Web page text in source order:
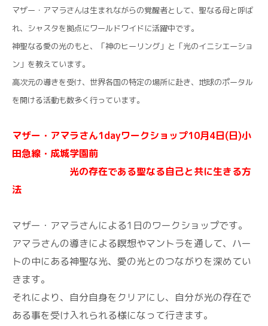
マザー・アマラさんは生まれながらの覚醒者として、聖なる母と呼ば
れ、シャスタを拠点にワールドワイドに活躍中です。
神聖なる愛の光のもと、「神のヒーリング」と「光のイニシエーショ
ン」を教えています。
高次元の導きを受け、世界各国の特定の場所に赴き、地球のポータル
を開ける活動も数多く行っています。
マザー・アマラさん1dayワークショップ10月4日(日)小
田急線・成城学園前
光の存在である聖なる自己と共に生きる方
法
マザー・アマラさんによる1日のワークショップです。
アマラさんの導きによる瞑想やマントラを通して、ハー
トの中にある神聖な光、愛の光とのつながりを深めてい
きます。
それにより、自分自身をクリアにし、自分が光の存在で
ある事を受け入れられる様になって行きます。